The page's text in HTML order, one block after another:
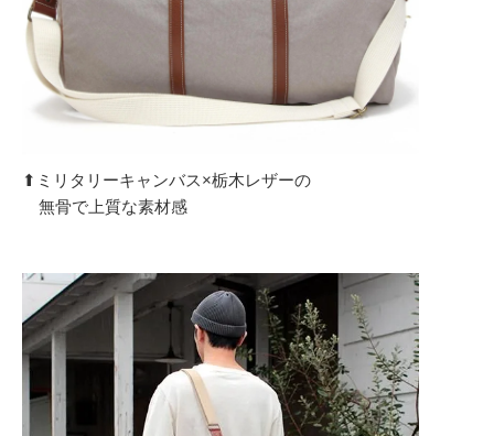
⬆︎ミリタリーキャンバス×栃木レザーの
無骨で上質な素材感